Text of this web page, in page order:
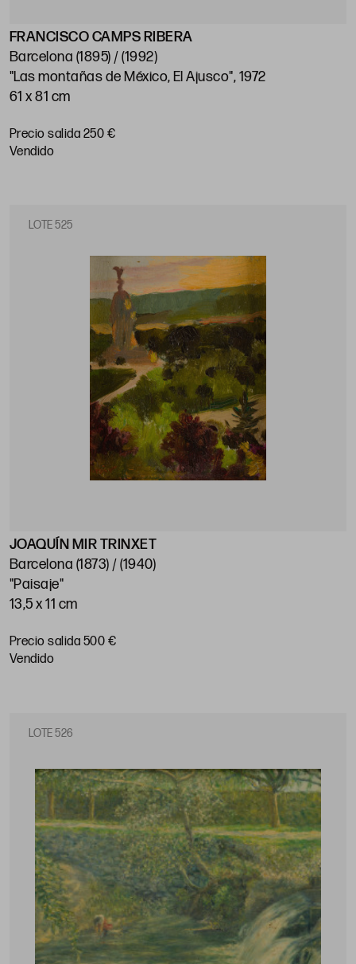
FRANCISCO CAMPS RIBERA
Barcelona (1895) / (1992)
"Las montañas de México, El Ajusco", 1972
61 x 81 cm
Precio salida 250 €
vendido
LOTE 525
JOAQUÍN MIR TRINXET
Barcelona (1873) / (1940)
"Paisaje"
13,5 x 11 cm
Precio salida 500 €
vendido
LOTE 526